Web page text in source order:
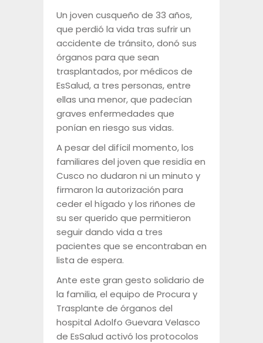
Un joven cusqueño de 33 años,
que perdió la vida tras sufrir un
accidente de tránsito, donó sus
órganos para que sean
trasplantados, por médicos de
EsSalud, a tres personas, entre
ellas una menor, que padecían
graves enfermedades que
ponían en riesgo sus vidas.
A pesar del difícil momento, los
familiares del joven que residía en
Cusco no dudaron ni un minuto y
firmaron la autorización para
ceder el hígado y los riñones de
su ser querido que permitieron
seguir dando vida a tres
pacientes que se encontraban en
lista de espera.
Ante este gran gesto solidario de
la familia, el equipo de Procura y
Trasplante de órganos del
hospital Adolfo Guevara Velasco
de EsSalud activó los protocolos